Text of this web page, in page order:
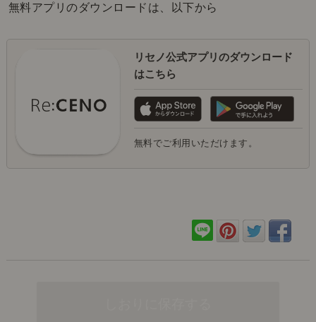
無料アプリのダウンロードは、以下から
リセノ公式アプリのダウンロード
はこちら
無料でご利用いただけます。